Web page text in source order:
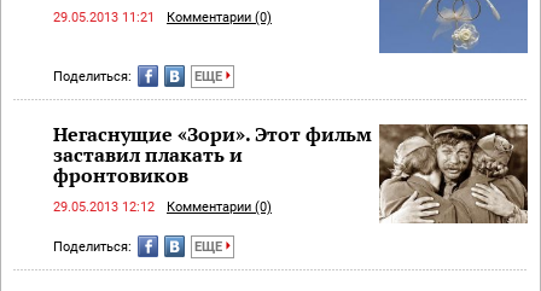
29.05.2013 11:21 Комментарии (0)
Поделиться: ЕЩЕ
Негаснущие «Зори». Этот фильм
заставил плакать и
фронтовиков
29.05.2013 12:12 Комментарии (0)
Поделиться: ЕЩЕ